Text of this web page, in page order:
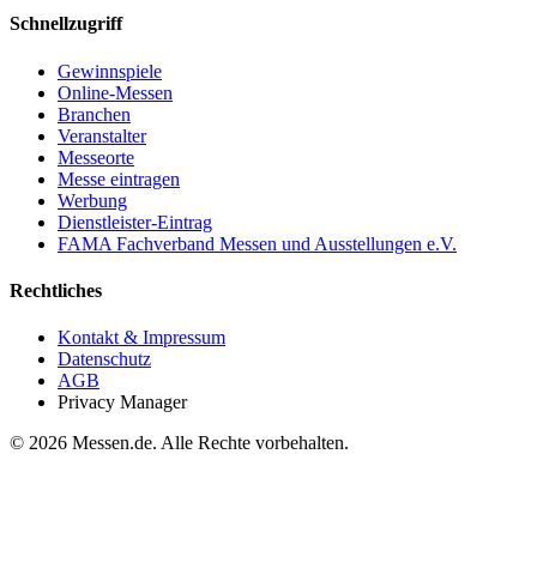
Schnellzugriff
Gewinnspiele
Online-Messen
Branchen
Veranstalter
Messeorte
Messe eintragen
Werbung
Dienstleister-Eintrag
FAMA Fachverband Messen und Ausstellungen e.V.
Rechtliches
Kontakt & Impressum
Datenschutz
AGB
Privacy Manager
© 2026 Messen.de. Alle Rechte vorbehalten.